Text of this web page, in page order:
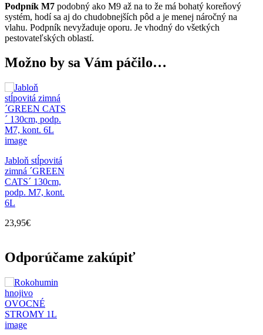
Podpník M7 podobný ako M9 až na to že má bohatý koreňový
systém, hodí sa aj do chudobnejších pôd a je menej náročný na
vlahu. Podpník nevyžaduje oporu. Je vhodný do všetkých
pestovateľských oblastí.
Možno by sa Vám páčilo…
Jabloň stĺpovitá
zimná ´GREEN
CATS´ 130cm,
podp. M7, kont.
6L
23,95€
Odporúčame zakúpiť